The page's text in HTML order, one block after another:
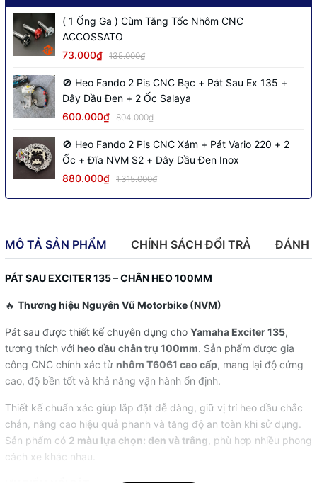
( 1 Ống Ga ) Cùm Tăng Tốc Nhôm CNC
ACCOSSATO
73.000₫ 135.000₫
🚫 Heo Fando 2 Pis CNC Bạc + Pát Sau Ex 135 +
Dây Dầu Đen + 2 Ốc Salaya
600.000₫ 804.000₫
🚫 Heo Fando 2 Pis CNC Xám + Pát Vario 220 + 2
Ốc + Đĩa NVM S2 + Dây Dầu Đen Inox
880.000₫ 1.315.000₫
MÔ TẢ SẢN PHẨM CHÍNH SÁCH ĐỔI TRẢ ĐÁNH
PÁT SAU EXCITER 135 – CHÂN HEO 100MM
🔥 Thương hiệu Nguyên Vũ Motorbike (NVM)
Pát sau được thiết kế chuyên dụng cho Yamaha Exciter 135,
tương thích với heo dầu chân trụ 100mm. Sản phẩm được gia
công CNC chính xác từ nhôm T6061 cao cấp, mang lại độ cứng
cao, độ bền tốt và khả năng vận hành ổn định.
Thiết kế chuẩn xác giúp lắp đặt dễ dàng, giữ vị trí heo dầu chắc
chắn, nâng cao hiệu quả phanh và tăng độ an toàn khi sử dụng.
Sản phẩm có 2 màu lựa chọn: đen và trắng , phù hợp nhiều phong
cách xe khác nhau.